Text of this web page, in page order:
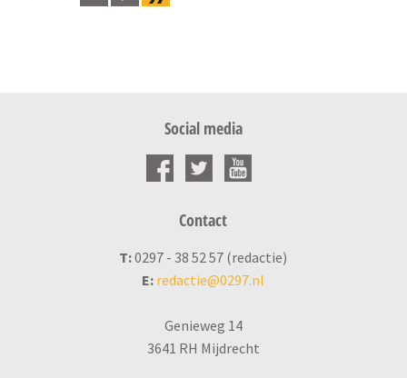
Social media
Contact
T:0297 - 38 52 57 (redactie)
E: redactie@0297.nl
Genieweg 14
3641 RH Mijdrecht